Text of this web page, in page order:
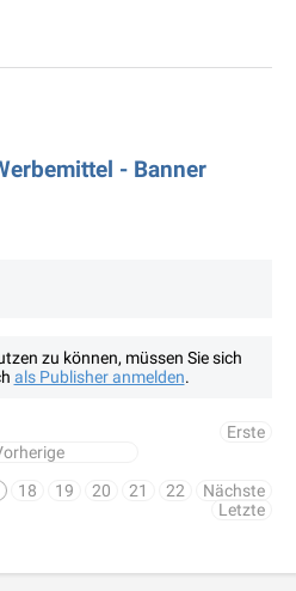
- Banner
zu können, müssen Sie sich
als Publisher anmelden.
Erste
18 19 20 21 22
Nächste
Letzte